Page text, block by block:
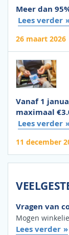
Meer dan
Lees verder
26 maart 2026
Vanaf 1
maximaal
Lees verder
11 december
Vragen van
Mogen
Lees verder